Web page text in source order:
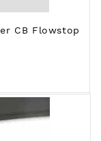
CB Flowstop